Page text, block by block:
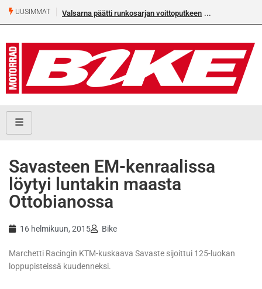
UUSIMMAT Valsarna päätti runkosarjan voittoputkeen
Savasteen EM-kenraalissa
löytyi luntakin maasta
Ottobianossa
16 helmikuun, 2015 Bike
Marchetti Racingin KTM-kuskaava Savaste sijoittui 125-luokan
loppupisteissä kuudenneksi.